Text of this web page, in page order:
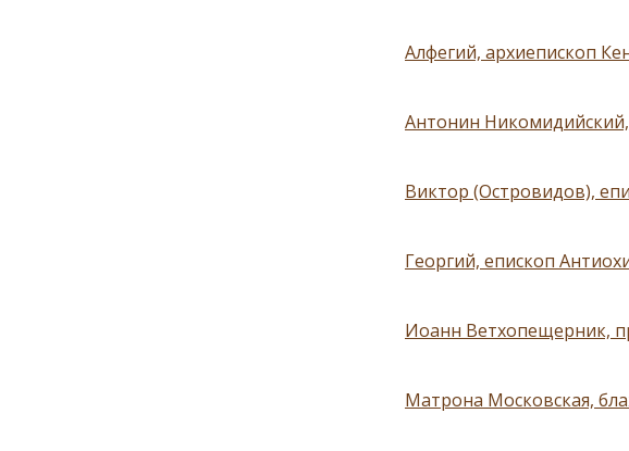
Алфегий, архиепископ
Антонин
Виктор (Островидов),
Георгий, епископ
Иоанн Ветхопещерник,
Матрона Московская,